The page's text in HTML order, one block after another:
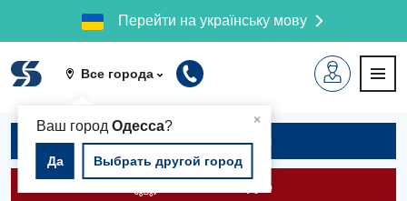
Перейти на українську мову
Все города
×
Ваш город Одесса?
Да Выбрать другой город
Записаться на приём
Вызвать скорую